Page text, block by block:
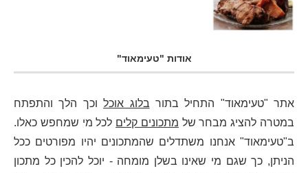
אודות "טעימאוד"
אתר "טעימאוד" התחיל בתור בלוג אוכלוכך הלך והתפתח
במטרה להציג מבחר של מתכונים קלים לכל מי שמחפש כאלו.
ב"טעימאוד" אנחנו משתדלים שהמתכונים יהיו מפורטים ככל
הניתן, כך שגם מי שאינו בשלן מומחה - יוכל להכין כל מתכון